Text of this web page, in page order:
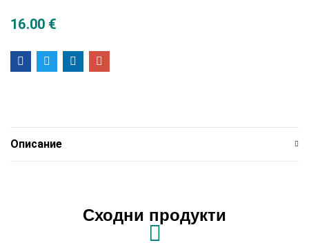
16.00 €
Описание
Сходни продукти